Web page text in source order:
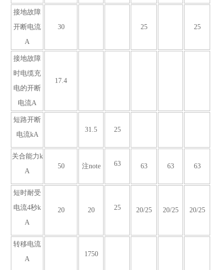
接地故障
开断电流
A
30 25 25
接地故障
时电缆充
电的开断
电流A
17.4
短路开断
电流kA
31.5 25
关合能力k
A
50 注note 63 63 63 63
短时耐受
电流4秒k
A
20 20 25 20/25 20/25 20/25
转移电流
A
1750